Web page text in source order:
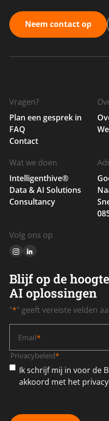
Neem contact op
Vragen?
Plan een gesprek in
FAQ
Contact
Wat we doen
Intelligenthive®
Data & AI Solutions
Consultancy
Volg ons op
Blijf op de
AI oplossingen
"*" geeft vereiste velden
Email*
Privacybeleid*
Ik schrijf mij in voor de
akkoord met het